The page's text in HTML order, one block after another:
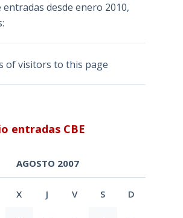
desde enero 2010,
entradas CBE
AGOSTO 2007
X J V S D